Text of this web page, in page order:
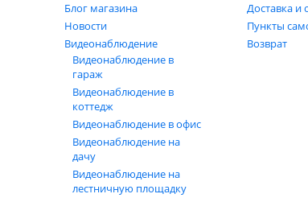
Ток потребления в режиме сканирования -
Габаритные размеры: 231х45х41 мм.;
Вес - 0,16 кг;
Автоматическое отключение питания при
Диапазон рабочих температур - -20 + 50 град
Защита от внешних воздействий - IP67.
Комплектация:
Прибор;
Крепление на ремень;
Блог магазина
Новости
Видеонаблюдение
Видеонаблюдение в
гараж
Видеонаблюдение в
коттедж
Видеонаблюдение в офис
Видеонаблюдение на
дачу
Видеонаблюдение на
лестничную площадку
Доставка и
Пункты
Возврат